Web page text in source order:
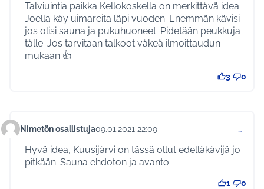
Talviuintia paikka Kellokoskella on merkittävä idea.
Joella käy uimareita läpi vuoden. Enemmän kävisi
jos olisi sauna ja pukuhuoneet. Pidetään peukkuja
tälle. Jos tarvitaan talkoot väkeä ilmoittaudun
mukaan 👍
3 0
Kommentti 418
Nimetön osallistuja09.01.2021 22:09 …
Hyvä idea, Kuusijärvi on tässä ollut edelläkävijä jo
pitkään. Sauna ehdoton ja avanto.
1 0